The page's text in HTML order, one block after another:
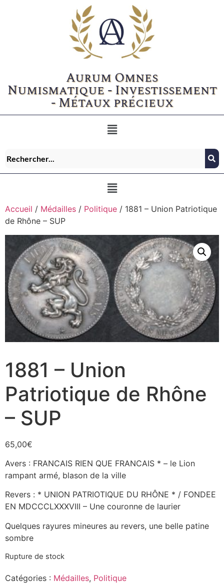
Aurum Omnes
Numismatique - Investissement
- Métaux précieux
Accueil / Médailles / Politique / 1881 – Union Patriotique
de Rhône – SUP
1881 – Union
Patriotique de Rhône
– SUP
65,00€
Avers : FRANCAIS RIEN QUE FRANCAIS * – le Lion
rampant armé, blason de la ville
Revers : * UNION PATRIOTIQUE DU RHÔNE * / FONDEE
EN MDCCCLXXXVIII – Une couronne de laurier
Quelques rayures mineures au revers, une belle patine
sombre
Rupture de stock
Catégories : Médailles, Politique